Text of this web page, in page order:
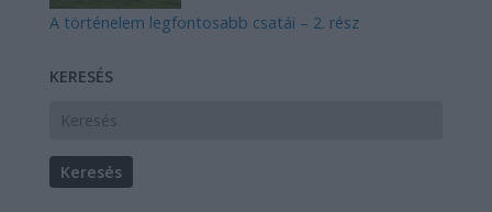
A történelem legfontosabb csatái – 2. rész
KERESÉS